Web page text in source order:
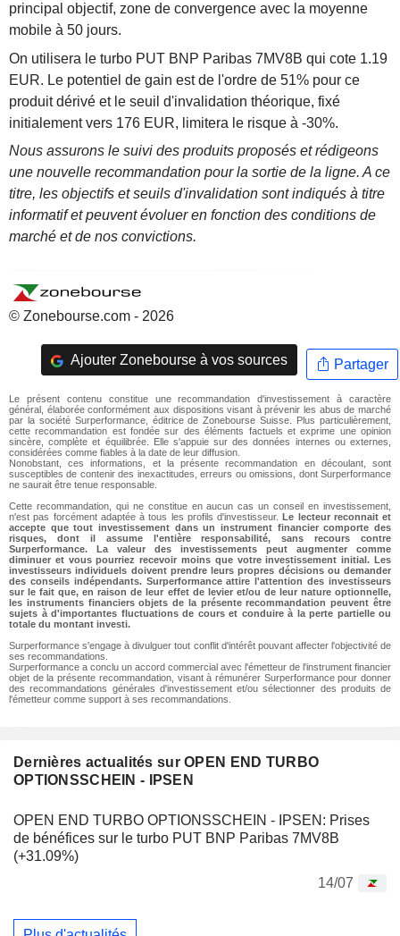
principal objectif, zone de convergence avec la moyenne
mobile à 50 jours.
On utilisera le turbo PUT BNP Paribas 7MV8B qui cote 1.19
EUR. Le potentiel de gain est de l'ordre de 51% pour ce
produit dérivé et le seuil d'invalidation théorique, fixé
initialement vers 176 EUR, limitera le risque à -30%.
Nous assurons le suivi des produits proposés et rédigeons
une nouvelle recommandation pour la sortie de la ligne. A ce
titre, les objectifs et seuils d'invalidation sont indiqués à titre
informatif et peuvent évoluer en fonction des conditions de
marché et de nos convictions.
© Zonebourse.com - 2026
Ajouter Zonebourse à vos sources Partager
Le présent contenu constitue une recommandation d'investissement à caractère
général, élaborée conformément aux dispositions visant à prévenir les abus de marché
par la société Surperformance, éditrice de Zonebourse Suisse. Plus particulièrement,
cette recommandation est fondée sur des éléments factuels et exprime une opinion
sincère, complète et équilibrée. Elle s'appuie sur des données internes ou externes,
considérées comme fiables à la date de leur diffusion.
Nonobstant, ces informations, et la présente recommandation en découlant, sont
susceptibles de contenir des inexactitudes, erreurs ou omissions, dont Surperformance
ne saurait être tenue responsable.
Cette recommandation, qui ne constitue en aucun cas un conseil en investissement,
n'est pas forcément adaptée à tous les profils d'investisseur.
Le lecteur reconnait et
accepte que tout investissement dans un instrument financier comporte des
risques, dont il assume l'entière responsabilité, sans recours contre
Surperformance. La valeur des investissements peut augmenter comme
diminuer et vous pourriez recevoir moins que votre investissement initial. Les
investisseurs individuels doivent prendre leurs propres décisions ou demander
des conseils indépendants. Surperformance attire l'attention des investisseurs
sur le fait que, en raison de leur effet de levier et/ou de leur nature optionnelle,
les instruments financiers objets de la présente recommandation peuvent être
sujets à d'importantes fluctuations de cours et conduire à la perte partielle ou
totale du montant investi.
Surperformance s'engage à divulguer tout conflit d'intérêt pouvant affecter l'objectivité de
ses recommandations.
Surperformance a conclu un accord commercial avec l'émetteur de l'instrument financier
objet de la présente recommandation, visant à rémunérer Surperformance pour donner
des recommandations générales d'investissement et/ou sélectionner des produits de
l'émetteur comme support à ses recommandations.
Dernières actualités sur OPEN END TURBO
OPTIONSSCHEIN - IPSEN
OPEN END TURBO OPTIONSSCHEIN - IPSEN: Prises
de bénéfices sur le turbo PUT BNP Paribas 7MV8B
(+31.09%)
14/07